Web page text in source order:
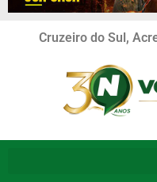
Cruzeiro do Sul,